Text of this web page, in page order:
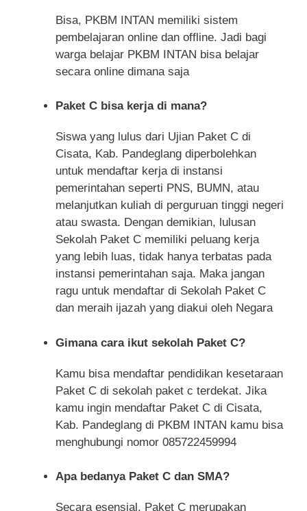
Bisa, PKBM INTAN memiliki sistem
pembelajaran online dan offline. Jadi bagi
warga belajar PKBM INTAN bisa belajar
secara online dimana saja
Paket C bisa kerja di mana?
Siswa yang lulus dari Ujian Paket C di
Cisata, Kab. Pandeglang diperbolehkan
untuk mendaftar kerja di instansi
pemerintahan seperti PNS, BUMN, atau
melanjutkan kuliah di perguruan tinggi negeri
atau swasta. Dengan demikian, lulusan
Sekolah Paket C memiliki peluang kerja
yang lebih luas, tidak hanya terbatas pada
instansi pemerintahan saja. Maka jangan
ragu untuk mendaftar di Sekolah Paket C
dan meraih ijazah yang diakui oleh Negara
Gimana cara ikut sekolah Paket C?
Kamu bisa mendaftar pendidikan kesetaraan
Paket C di sekolah paket c terdekat. Jika
kamu ingin mendaftar Paket C di Cisata,
Kab. Pandeglang di PKBM INTAN kamu bisa
menghubungi nomor 085722459994
Apa bedanya Paket C dan SMA?
Secara esensial, Paket C merupakan